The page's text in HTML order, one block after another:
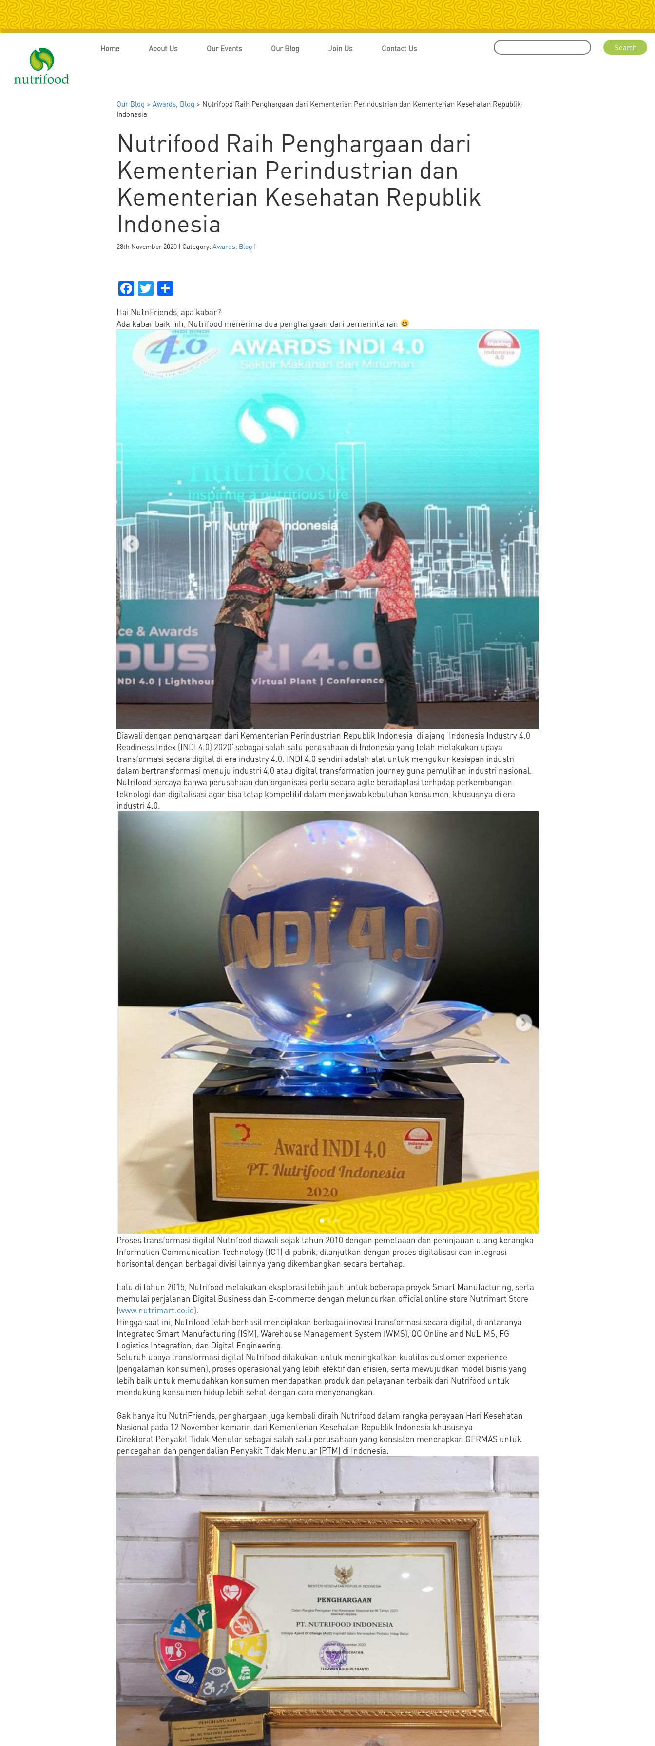
Home About Us Our Events Our Blog Join Us Contact Us
Our Blog > Awards, Blog > Nutrifood Raih Penghargaan dari Kementerian Perindustrian dan Kementerian Kesehatan Republik
Indonesia
Nutrifood Raih Penghargaan dari
Kementerian Perindustrian dan
Kementerian Kesehatan Republik
Indonesia
28th November 2020 | Category: Awards Blog |
Facebook
Twitter
Hai NutriFriends, apa kabar?
Ada kabar baik nih, Nutrifood menerima dua penghargaan dari pemerintahan
Diawali dengan penghargaan dari Kementerian Perindustrian Republik Indonesia di ajang ‘Indonesia Industry 4.0
Readiness Index (INDI 4.0) 2020’ sebagai salah satu perusahaan di Indonesia yang telah melakukan upaya
transformasi secara digital di era industry 4.0. INDI 4.0 sendiri adalah alat untuk mengukur kesiapan industri
dalam bertransformasi menuju industri 4.0 atau digital transformation journey guna pemulihan industri nasional.
Nutrifood percaya bahwa perusahaan dan organisasi perlu secara agile beradaptasi terhadap perkembangan
teknologi dan digitalisasi agar bisa tetap kompetitif dalam menjawab kebutuhan konsumen, khususnya di era
industri 4.0.
Proses transformasi digital Nutrifood diawali sejak tahun 2010 dengan pemetaaan dan peninjauan ulang kerangka
Information Communication Technology (ICT) di pabrik, dilanjutkan dengan proses digitalisasi dan integrasi
horisontal dengan berbagai divisi lainnya yang dikembangkan secara bertahap.
Lalu di tahun 2015, Nutrifood melakukan eksplorasi lebih jauh untuk beberapa proyek Smart Manufacturing, serta
memulai perjalanan Digital Business dan E-commerce dengan meluncurkan official online store Nutrimart Store
(www.nutrimart.co.id).
Hingga saat ini, Nutrifood telah berhasil menciptakan berbagai inovasi transformasi secara digital, di antaranya
Integrated Smart Manufacturing (ISM), Warehouse Management System (WMS), QC Online and NuLIMS, FG
Logistics Integration, dan Digital Engineering.
Seluruh upaya transformasi digital Nutrifood dilakukan untuk meningkatkan kualitas customer experience
(pengalaman konsumen), proses operasional yang lebih efektif dan efisien, serta mewujudkan model bisnis yang
lebih baik untuk memudahkan konsumen mendapatkan produk dan pelayanan terbaik dari Nutrifood untuk
mendukung konsumen hidup lebih sehat dengan cara menyenangkan.
Gak hanya itu NutriFriends, penghargaan juga kembali diraih Nutrifood dalam rangka perayaan Hari Kesehatan
Nasional pada 12 November kemarin dari Kementerian Kesehatan Republik Indonesia khususnya
Direktorat Penyakit Tidak Menular sebagai salah satu perusahaan yang konsisten menerapkan GERMAS untuk
pencegahan dan pengendalian Penyakit Tidak Menular (PTM) di Indonesia.